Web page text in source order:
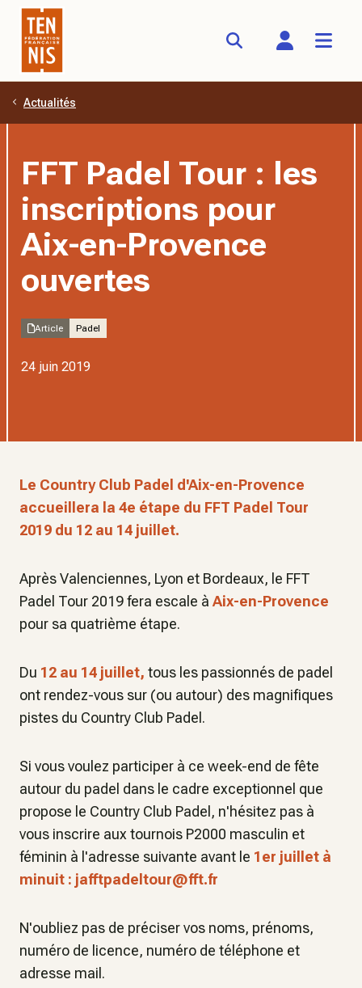
Aller au contenu principal
Actualités
FFT Padel Tour : les
inscriptions pour
Aix-en-Provence
ouvertes
Article Padel
24 juin 2019
Le Country Club Padel d'Aix-en-Provence
accueillera la 4e étape du FFT Padel Tour
2019 du 12 au 14 juillet.
Après Valenciennes, Lyon et Bordeaux, le FFT
Padel Tour 2019 fera escale à Aix-en-Provence
pour sa quatrième étape.
Du 12 au 14 juillet, tous les passionnés de padel
ont rendez-vous sur (ou autour) des magnifiques
pistes du Country Club Padel.
Si vous voulez participer à ce week-end de fête
autour du padel dans le cadre exceptionnel que
propose le Country Club Padel, n'hésitez pas à
vous inscrire aux tournois P2000 masculin et
féminin à l'adresse suivante avant le 1er juillet à
minuit : jafftpadeltour@fft.fr
N'oubliez pas de préciser vos noms, prénoms,
numéro de licence, numéro de téléphone et
adresse mail.